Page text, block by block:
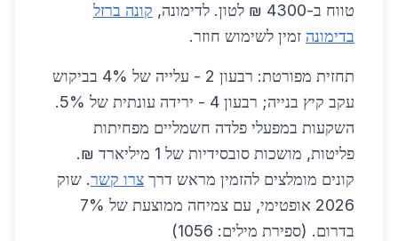
טווח ב-4300 ₪ לטון. לדימונה,
קונה ברזל
בדימונה זמין לשימוש חוזר.
תחזית מפורטת: רבעון 2 - עלייה של 4% בביקוש
עקב קיץ בנייה; רבעון 4 - ירידה עונתית של 5%.
השקעות במפעלי פלדה חשמליים מפחיתות
פליטות, מושכות סובסידיות של 1 מיליארד ₪.
קונים מומלצים להזמין מראש דרך צרו קשר. שוק
2026 אופטימי, עם צמיחה ממוצעת של 7%
בדרום. (ספירת מילים: 1056)